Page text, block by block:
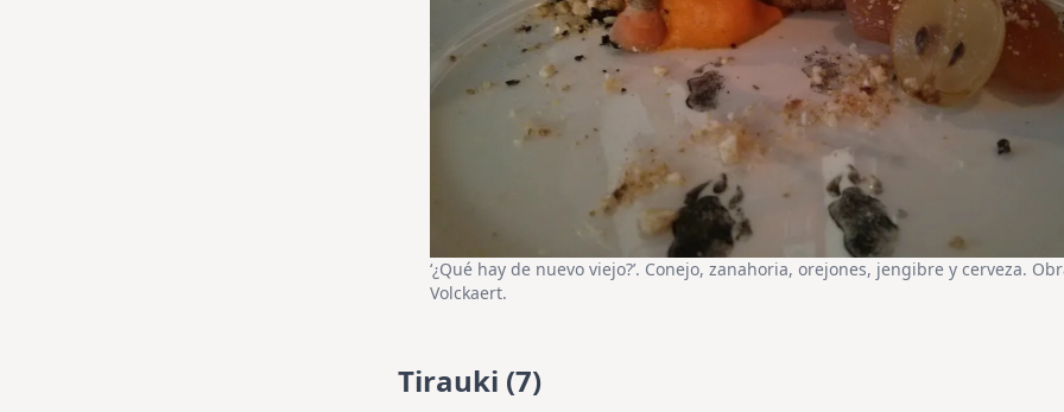
‘¿Qué hay de nuevo viejo?’. Conejo, zanahoria, orejones, jengibre y cerveza.
Volckaert.
Tirauki (7)